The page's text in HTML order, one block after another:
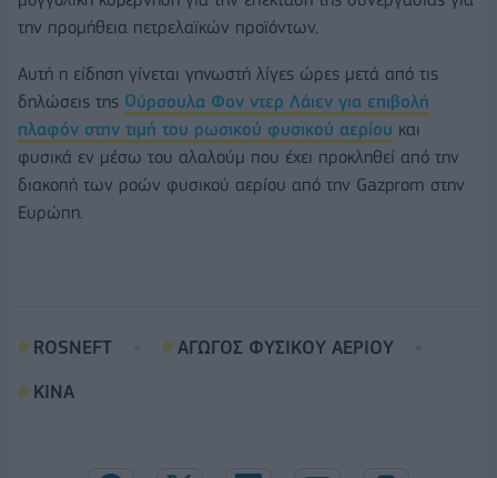
την προμήθεια πετρελαϊκών προϊόντων.
Αυτή η είδηση γίνεται γηνωστή λίγες ώρες μετά από τις
δηλώσεις της Ούρσουλα Φον ντερ Λάιεν για επιβολή
πλαφόν στην τιμή του ρωσικού φυσικού αερίου και
φυσικά εν μέσω του αλαλούμ που έχει προκληθεί από την
διακοπή των ροών φυσικού αερίου από την Gazprom στην
Ευρώπη.
ROSNEFT
ΑΓΩΓΟΣ ΦΥΣΙΚΟΥ ΑΕΡΙΟΥ
ΚΙΝΑ